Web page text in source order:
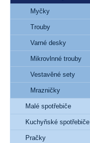
Myčky
Trouby
Varné desky
Mikrovlnné trouby
Vestavěné sety
Mrazničky
Malé spotřebiče
Kuchyňské spotřebiče
Pračky